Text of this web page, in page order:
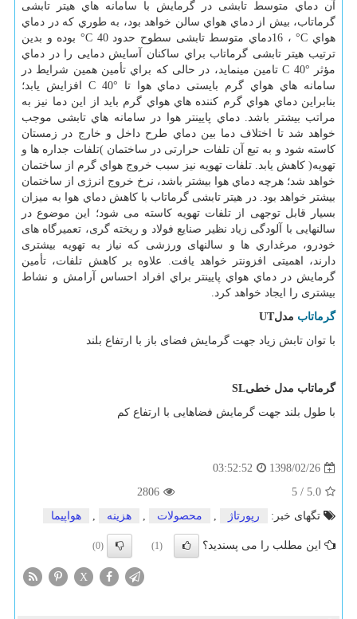
آن دماي متوسط تابشی در گرمایش با سامانه هاي هیتر تابشی
گرماتاب، بیش از دماي هواي سالن خواهد بود، به طوري كه در دماي
هواي °C ، 16دماي متوسط تابشی سطوح حدود °C 40 بوده و بدین
ترتیب هیتر تابشی گرماتاب براي ساكنان آسایش دمایی را در دماي
مؤثر
C 40° تامین مینماید، در حالی كه براي تأمین همین شرایط در
سامانه هاي هواي گرم بایستی دماي هوا تا C 40° افزایش یابد؛
بنابراین دماي هواي گرم كننده هاي هواي گرم باید از این دما نیز به
مراتب بیشتر باشد. دماي پایینتر هوا در سامانه هاي تابشی موجب
خواهد شد تا اختلاف دما بین دماي طرح داخل و خارج در زمستان
كاسته شود و به تبع آن تلفات حرارتی در ساختمان )تلفات جداره ها و
تهویه( كاهش یابد. تلفات تهویه نیز سبب خروج هواي گرم از ساختمان
خواهد شد؛ هرچه دماي هوا بیشتر باشد، نرخ خروج انرژی از ساختمان
بیشتر خواهد بود. در هیتر تابشی گرماتاب با كاهش دماي هوا به میزان
بسیار قابل توجهی از تلفات تهویه کاسته می شود؛ این موضوع در
سالنهایی با آلودگی زیاد نظیر صنایع فولاد و ریخته گری، تعمیرگاه های
خودرو، مرغداري ها و سالنهای ورزشی که نیاز به تهویه بیشتری
دارند، اهمیتی افزونتر خواهد یافت. علاوه بر كاهش تلفات، تأمین
گرمایش در دماي هواي پایینتر براي افراد احساس آرامش و نشاط
بیشتری را ایجاد خواهد كرد
گرماتاب مدلUT
با توان تابش زیاد جهت گرمایش فضای باز با ارتفاع بلند
گرماتاب مدل خطیSL
با طول بلند جهت گرمایش فضاهایی با ارتفاع کم
1398/02/26
03:52:52
5.0
/
5
2806
تگهای خبر:
رپورتاژ , محصولات , هزینه , هواپیما
این مطلب را می پسندید؟ (1)
(0)
X